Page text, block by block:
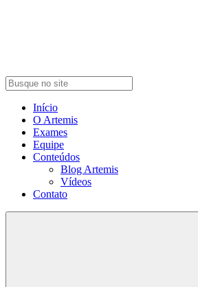
Início
O Artemis
Exames
Equipe
Conteúdos
Blog Artemis
Vídeos
Contato